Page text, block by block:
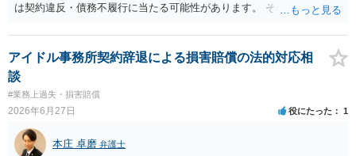
は契約違反・債務不履行に当たる可能性があります。 そのため、運営
費用、ライブ準備費用、レッスン関係費用なども、辞退によって実際
に追加で発生した合理的費用であれば、損害として主張される可能性
があります。 もっとも、運営側の請求額がそのまま認められるわけで
はありません。各費目について、具体的な損害、金額、辞退との因果
関係を示す必要があります。特に「レッスン費用無料」と表示されて
いた場合、辞退後に講師代やスタジオ代を当然に全額請求できるかは
慎重な検討が必要です。 また「家庭の事情」が正当な辞退理由になる
かは、その具体的内容によります。介護、転居、健康問題など、活動
アイドル事務所契約辞退による損害賠償の法的対応相
談
#業務上過失・損害賠償
2026年6月27日 役にたった 1
本庄 卓磨 弁護士